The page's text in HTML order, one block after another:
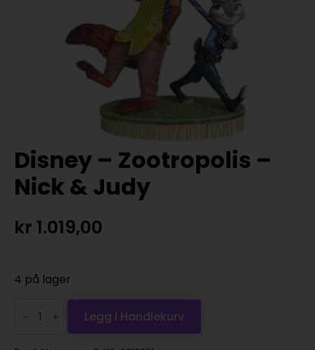
Disney – Zootropolis –
Nick & Judy
kr 1.019,00
4 på lager
Zootropolis
Legg I Handlekurv